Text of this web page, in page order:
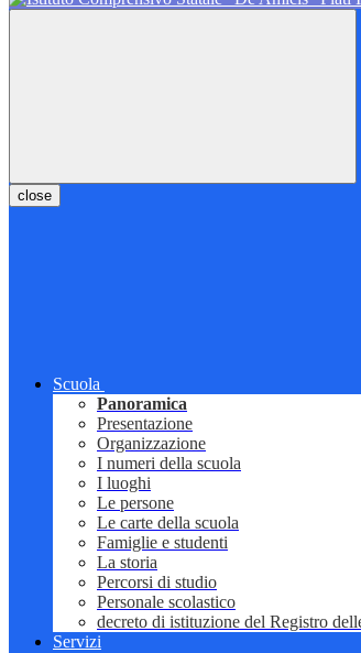
close
Scuola
Panoramica
Presentazione
Organizzazione
I numeri della scuola
I luoghi
Le persone
Le carte della scuola
Famiglie e studenti
La storia
Percorsi di studio
Personale scolastico
decreto di istituzione del Registro
Servizi